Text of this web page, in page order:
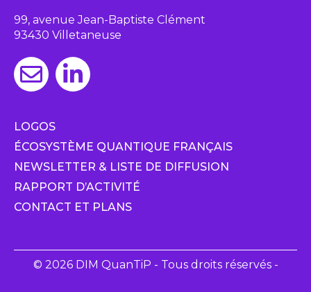
99, avenue Jean-Baptiste Clément
93430 Villetaneuse
LOGOS
ÉCOSYSTÈME QUANTIQUE FRANÇAIS
NEWSLETTER & LISTE DE DIFFUSION
RAPPORT D’ACTIVITÉ
CONTACT ET PLANS
© 2026 DIM QuanTiP - Tous droits réservés -